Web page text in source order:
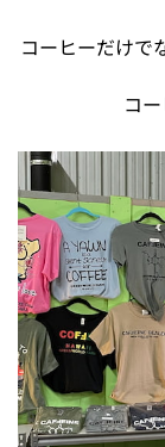
コーヒーだけで
コ